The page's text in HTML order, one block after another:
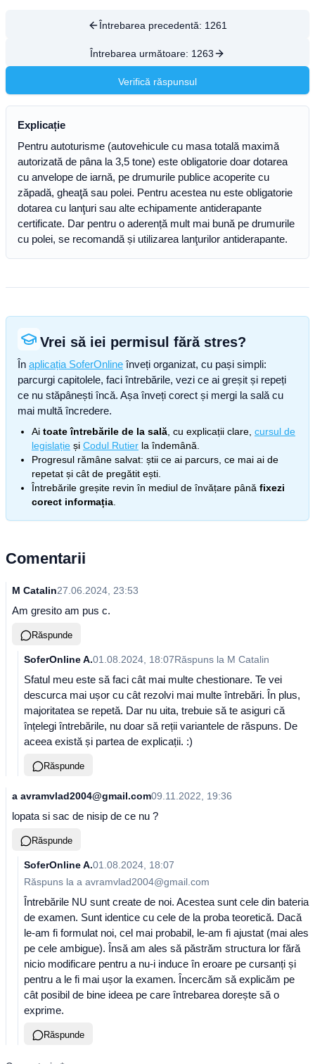
Întrebarea precedentă: 1261
Întrebarea următoare: 1263
Verifică răspunsul
Explicație
Pentru autoturisme (autovehicule cu masa totală maximă
autorizată de pâna la 3,5 tone) este obligatorie doar dotarea
cu anvelope de iarnă, pe drumurile publice acoperite cu
zăpadă, gheaţă sau polei. Pentru acestea nu este obligatorie
dotarea cu lanţuri sau alte echipamente antiderapante
certificate. Dar pentru o aderență mult mai bună pe drumurile
cu polei, se recomandă și utilizarea lanţurilor antiderapante.
Vrei să iei permisul fără stres?
În aplicația SoferOnline înveți organizat, cu pași simpli:
parcurgi capitolele, faci întrebările, vezi ce ai greșit și repeți
ce nu stăpânești încă. Așa înveți corect și mergi la sală cu
mai multă încredere.
Ai toate întrebările de la sală , cu explicații clare, cursul de
legislație și Codul Rutier la îndemână.
Progresul rămâne salvat: știi ce ai parcurs, ce mai ai de
repetat și cât de pregătit ești.
Întrebările greșite revin în mediul de învățare până fixezi
corect informația
Comentarii
M Catalin27.06.2024, 23:53
Am gresito am pus c.
Răspunde
SoferOnline A.01.08.2024, 18:07Răspuns la M Catalin
Sfatul meu este să faci cât mai multe chestionare. Te vei
descurca mai ușor cu cât rezolvi mai multe întrebări. În plus,
majoritatea se repetă. Dar nu uita, trebuie să te asiguri că
înțelegi întrebările, nu doar să reții variantele de răspuns. De
aceea există și partea de explicații. :)
Răspunde
a avramvlad2004@gmail.com09.11.2022, 19:36
lopata si sac de nisip de ce nu ?
Răspunde
SoferOnline A.01.08.2024, 18:07
Răspuns la a avramvlad2004@gmail.com
Întrebările NU sunt create de noi. Acestea sunt cele din bateria
de examen. Sunt identice cu cele de la proba teoretică. Dacă
le-am fi formulat noi, cel mai probabil, le-am fi ajustat (mai ales
pe cele ambigue). Însă am ales să păstrăm structura lor fără
nicio modificare pentru a nu-i induce în eroare pe cursanți și
pentru a le fi mai ușor la examen. Încercăm să explicăm pe
cât posibil de bine ideea pe care întrebarea dorește să o
exprime.
Răspunde